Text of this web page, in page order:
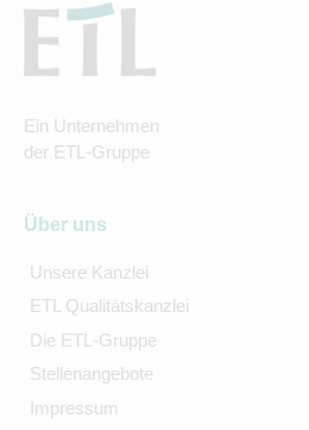
Ein Unternehmen
der ETL-Gruppe
Über uns
Unsere Kanzlei
ETL Qualitätskanzlei
Die ETL-Gruppe
Stellenangebote
Impressum